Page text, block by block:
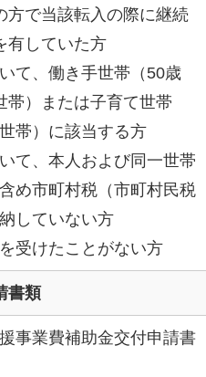
方で当該転入の際に継続
有していた方
て、働き手世帯（50歳
帯）または子育て世帯
帯）に該当する方
て、本人および同一世帯
め市町村税（市町村民税
していない方
受けたことがない方
書類
事業費補助金交付申請書